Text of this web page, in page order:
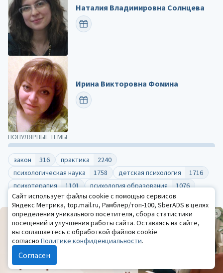
Реклама
ПОПУЛЯРНЫЕ ТЕМЫ
закон 316 практика
2240
психологическая наука
1758 детская психология
1716
психотерапия
1101 психология образования
1076
Все темы
Наталия Владимировна Солнцева
ПОЗДРАВИТЬ
Ирина Викторовна Фомина
ПОЗДРАВИТЬ
Сайт использует файлы cookie с помощью сервисов
Яндекс Метрика, top.mail.ru, Рамблер/топ-100, SberADS в целях
определения уникального посетителя, сбора статистики
посещений и улучшения работы сайта. Оставаясь на сайте,
вы соглашаетесь с обработкой файлов cookie
согласно Политике конфиденциальности.
Согласен